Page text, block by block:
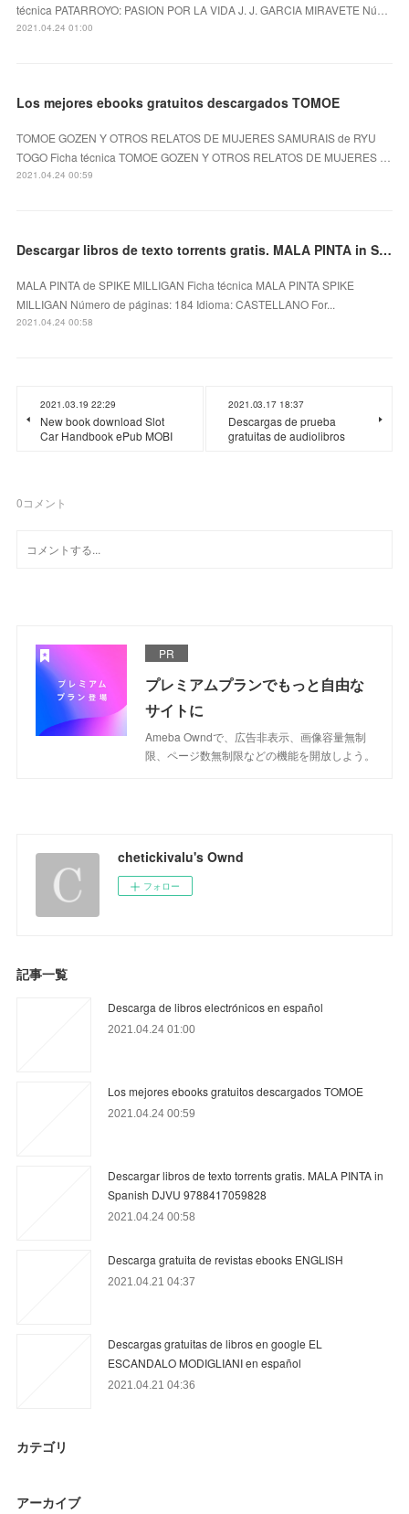
técnica PATARROYO: PASION POR LA VIDA J. J. GARCIA MIRAVETE Nú…
2021.04.24 01:00
Los mejores ebooks gratuitos descargados TOMOE
TOMOE GOZEN Y OTROS RELATOS DE MUJERES SAMURAIS de RYU
TOGO Ficha técnica TOMOE GOZEN Y OTROS RELATOS DE MUJERES …
2021.04.24 00:59
Descargar libros de texto torrents gratis. MALA PINTA in Spanish DJVU 9788417059828
MALA PINTA de SPIKE MILLIGAN Ficha técnica MALA PINTA SPIKE
MILLIGAN Número de páginas: 184 Idioma: CASTELLANO For...
2021.04.24 00:58
2021.03.19 22:29
New book download Slot
Car Handbook ePub MOBI
2021.03.17 18:37
Descargas de prueba
gratuitas de audiolibros
0コメント
PR
プレミアムプランでもっと自由な
サイトに
Ameba Owndで、広告非表示、画像容量無制
限、ページ数無制限などの機能を開放しよう。
chetickivalu's Ownd
フォロー
記事一覧
Descarga de libros electrónicos en español
2021.04.24 01:00
Los mejores ebooks gratuitos descargados TOMOE
2021.04.24 00:59
Descargar libros de texto torrents gratis. MALA PINTA in
Spanish DJVU 9788417059828
2021.04.24 00:58
Descarga gratuita de revistas ebooks ENGLISH
2021.04.21 04:37
Descargas gratuitas de libros en google EL
ESCANDALO MODIGLIANI en español
2021.04.21 04:36
カテゴリ
アーカイブ